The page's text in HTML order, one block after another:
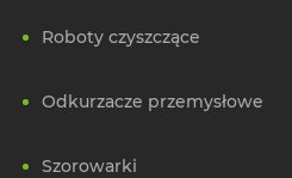
Roboty czyszczące
Odkurzacze przemysłowe
Szorowarki